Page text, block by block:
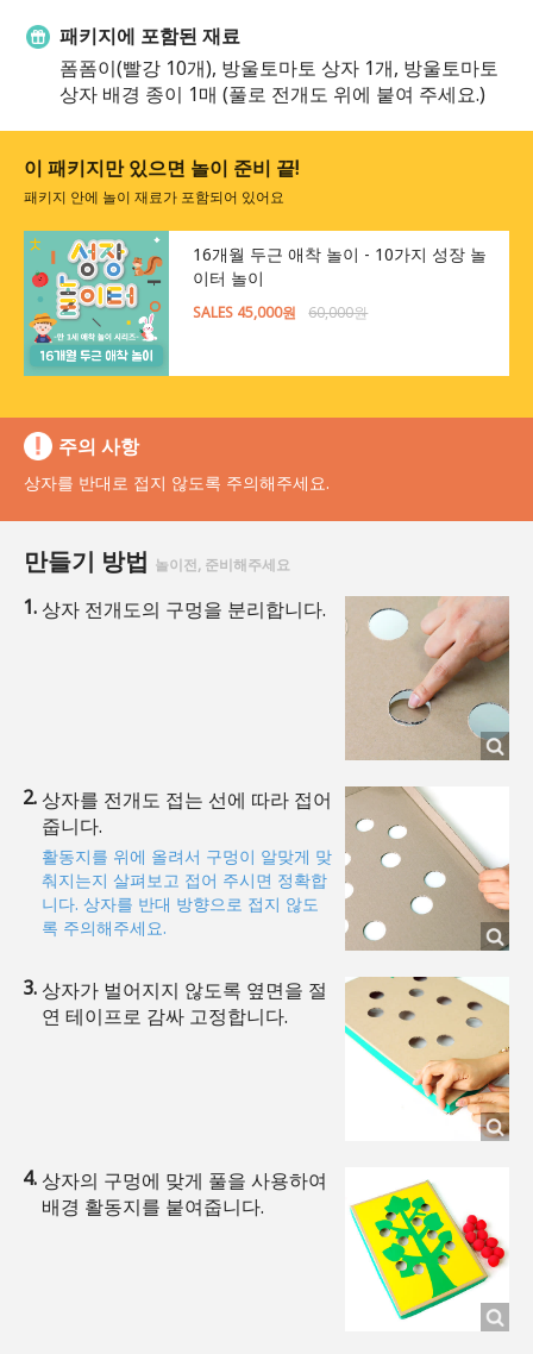
패키지에 포함된 재료
폼폼이(빨강 10개), 방울토마토 상자 1개, 방울토마토
상자 배경 종이 1매 (풀로 전개도 위에 붙여 주세요.)
이 패키지만 있으면 놀이 준비 끝!
패키지 안에 놀이 재료가 포함되어 있어요
16개월 두근 애착 놀이 - 10가지 성장 놀
이터 놀이
SALES 45,000원 60,000원
주의 사항
상자를 반대로 접지 않도록 주의해주세요.
만들기 방법 놀이전, 준비해주세요
상자 전개도의 구멍을 분리합니다.
상자를 전개도 접는 선에 따라 접어
줍니다.
활동지를 위에 올려서 구멍이 알맞게 맞
춰지는지 살펴보고 접어 주시면 정확합
니다. 상자를 반대 방향으로 접지 않도
록 주의해주세요.
상자가 벌어지지 않도록 옆면을 절
연 테이프로 감싸 고정합니다.
상자의 구멍에 맞게 풀을 사용하여
배경 활동지를 붙여줍니다.